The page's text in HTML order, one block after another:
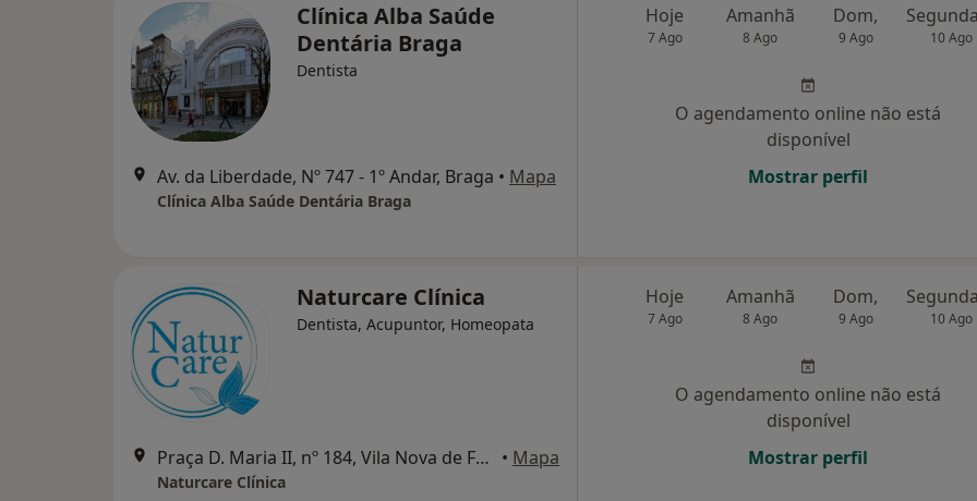
Clínica Alba Saúde
Dentária Braga
Dentista
Av. da Liberdade, Nº 747 - 1º Andar, Braga • Mapa
Clínica Alba Saúde Dentária Braga
Hoje
7 Ago
Amanhã
8 Ago
Dom,
9 Ago 10 Ago
O agendamento online não está
disponível
Mostrar perfil
Naturcare Clínica
Dentista, Acupuntor, Homeopata
Praça D. Maria II, nº 184, Vila Nova de Famalicão • Mapa
Naturcare Clínica
Hoje
7 Ago
Amanhã
8 Ago
Dom,
9 Ago 10 Ago
O agendamento online não está
disponível
Mostrar perfil